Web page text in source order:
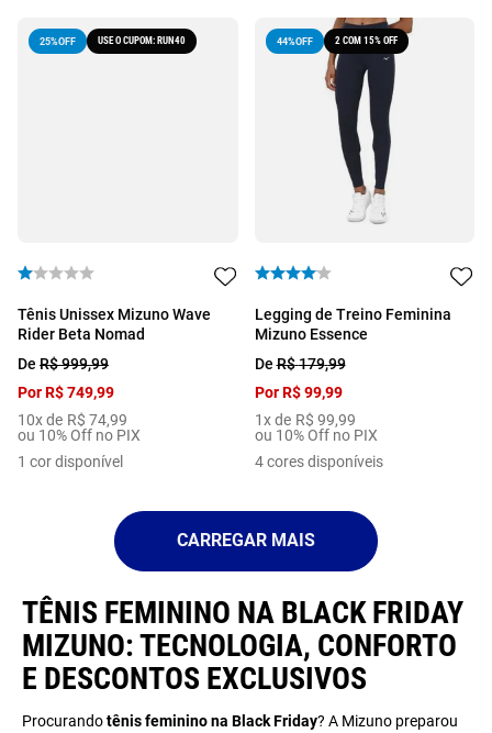
25%OFF USE O CUPOM: RUN40
Tênis Unissex Mizuno Wave
Rider Beta Nomad
De R$999,99
PorR$749,99
10x de R$ 74,99
ou 10% Off no PIX
1 cor disponível
44%OFF 2 COM 15% OFF
Legging de Treino Feminina
Mizuno Essence
DeR$179,99
PorR$ 99,99
1x de R$ 99,99
ou 10% Off no PIX
4 cores disponíveis
TÊNIS FEMININO NA BLACK FRIDAY
MIZUNO: TECNOLOGIA, CONFORTO
E DESCONTOS EXCLUSIVOS
Procurandotênis feminino na Black Friday? A Mizuno preparou